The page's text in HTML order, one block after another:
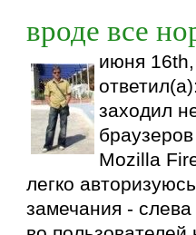
вроде все
июня
ответил(а):
заходил
Mozilla
легко
замечания -